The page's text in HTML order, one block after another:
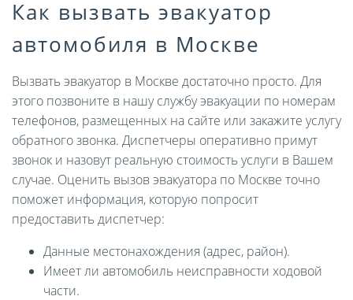
Как вызвать эвакуатор
автомобиля в Москве
Вызвать эвакуатор в Москве достаточно просто. Для
этого позвоните в нашу службу эвакуации по номерам
телефонов, размещенных на сайте или закажите услугу
обратного звонка. Диспетчеры оперативно примут
звонок и назовут реальную стоимость услуги в Вашем
случае. Оценить вызов эвакуатора по Москве точно
поможет информация, которую попросит
предоставить диспетчер:
Данные местонахождения (адрес, район).
Имеет ли автомобиль неисправности ходовой
части.